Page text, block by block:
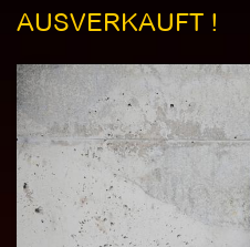
AUSVERKAUFT !